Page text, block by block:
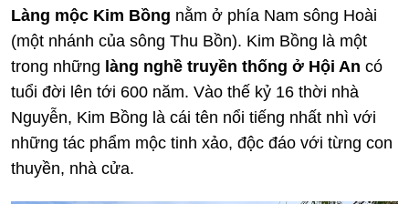
Làng mộc Kim Bồng nằm ở phía Nam sông Hoài
(một nhánh của sông Thu Bồn). Kim Bồng là một
trong những làng nghề truyền thống ở Hội An có
tuổi đời lên tới 600 năm. Vào thế kỷ 16 thời nhà
Nguyễn, Kim Bồng là cái tên nổi tiếng nhất nhì với
những tác phẩm mộc tinh xảo, độc đáo với từng con
thuyền, nhà cửa.